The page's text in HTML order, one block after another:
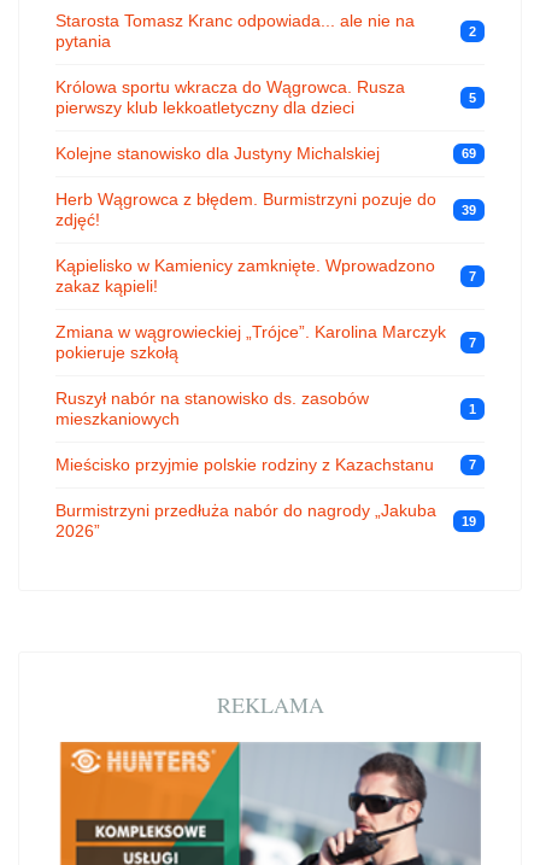
Starosta Tomasz Kranc odpowiada... ale nie na
pytania
2
Królowa sportu wkracza do Wągrowca. Rusza
pierwszy klub lekkoatletyczny dla dzieci
5
Kolejne stanowisko dla Justyny Michalskiej 69
Herb Wągrowca z błędem. Burmistrzyni pozuje do
zdjęć!
39
Kąpielisko w Kamienicy zamknięte. Wprowadzono
zakaz kąpieli!
7
Zmiana w wągrowieckiej „Trójce”. Karolina Marczyk
pokieruje szkołą
7
Ruszył nabór na stanowisko ds. zasobów
mieszkaniowych
1
Mieścisko przyjmie polskie rodziny z Kazachstanu 7
Burmistrzyni przedłuża nabór do nagrody „Jakuba
2026”
19
REKLAMA